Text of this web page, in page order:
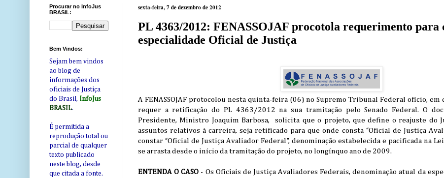
sexta-feira, 7 de dezembro de 2012
PL 4363/2012: FENASSOJAF procotola requerimento para
especialidade Oficial de Justiça
A FENASSOJAF protocolou nesta quinta-feira (06) no Supremo Tribunal Federal ofício, em
requer a retificação do PL 4363/2012 na sua tramitação pelo Senado Federal. O
Presidente, Ministro Joaquim Barbosa, solicita que o projeto, que define o reajuste do
assuntos relativos à carreira, seja retificado para que onde consta “Oficial de Justiça
constar “Oficial de Justiça Avaliador Federal”, denominação estabelecida e pacificada na
se arrasta desde o início da tramitação do projeto, no longínquo ano de 2009.
ENTENDA O CASO - Os Oficiais de Justiça Avaliadores Federais, denominação atual da
Procurar no InfoJus
BRASIL:
Bem Vindos:
Sejam bem vindos
ao blog de
informações dos
oficiais de Justiça
do Brasil, InfoJus
BRASIL.
É permitida a
reprodução total ou
parcial de qualquer
texto publicado
neste blog, desde
que citada a fonte.